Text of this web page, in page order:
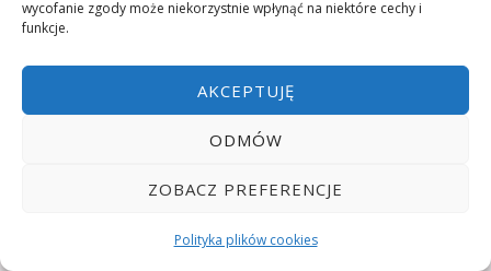
wycofanie zgody może niekorzystnie wpłynąć na niektóre cechy i
funkcje.
AKCEPTUJĘ
ODMÓW
ZOBACZ PREFERENCJE
Polityka plików cookies